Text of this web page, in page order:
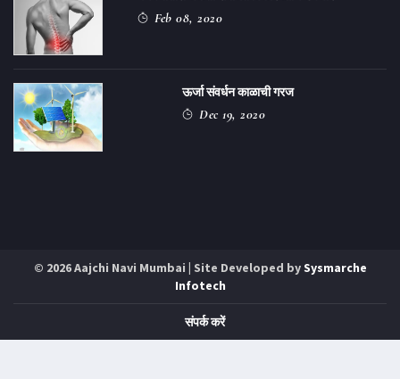
Feb 08, 2020
ऊर्जा संवर्धन काळाची गरज
Dec 19, 2020
© 2026 Aajchi Navi Mumbai | Site Developed bySysmarche
Infotech
संपर्क करें